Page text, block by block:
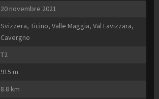
20 novembre 2021
Svizzera, Ticino, Valle Maggia, Val Lavizzara,
Cavergno
T2
915 m
8.8 km